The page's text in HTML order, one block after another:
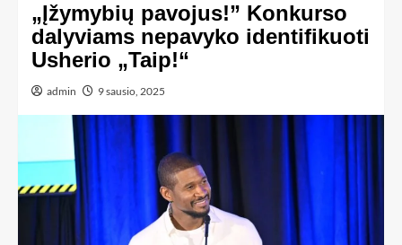
„Įžymybių pavojus!” Konkurso
dalyviams nepavyko identifikuoti
Usherio „Taip!“
admin 9 sausio, 2025